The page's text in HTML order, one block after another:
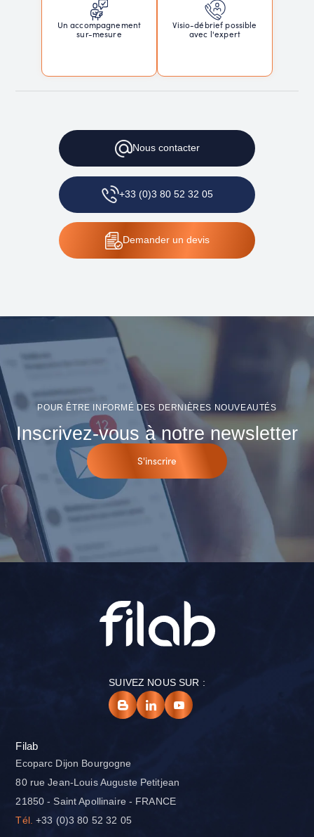
Un accompagnement
sur-mesure
Visio-débrief possible
avec l'expert
Nouscontacter
+33 (0)3 80 52 32 05
Demanderun devis
POUR ÊTRE INFORMÉ DES DERNIÈRES NOUVEAUTÉS
Inscrivez-vous à notre newsletter
S'inscrire
SUIVEZ NOUS SUR :
Filab
Ecoparc Dijon Bourgogne
80 rue Jean-Louis Auguste Petitjean
21850 - Saint Apollinaire - FRANCE
Tél.
+33 (0)3 80 52 32 05